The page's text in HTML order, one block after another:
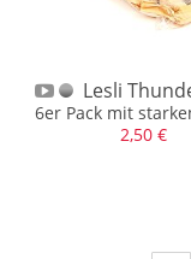
Lesli
6er Pack mit
2,50 €